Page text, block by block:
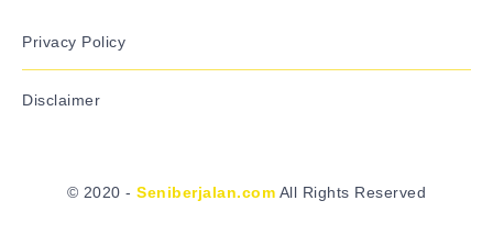
Privacy Policy
Disclaimer
© 2020 -Seniberjalan.com All Rights Reserved